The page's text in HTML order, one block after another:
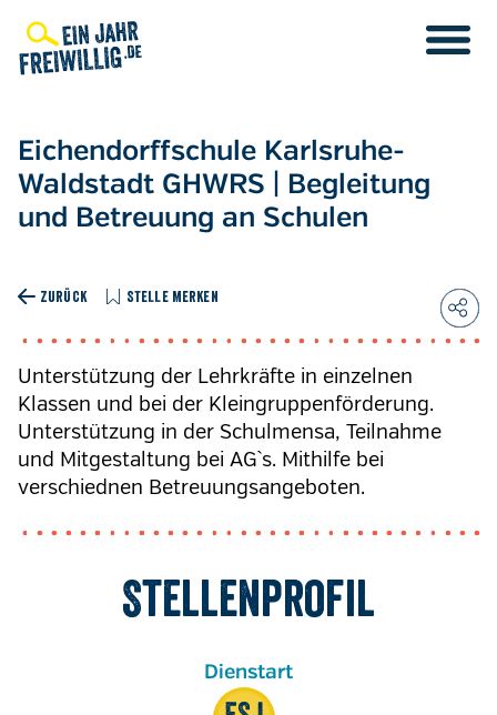
zum
Inhalt
Eichendorffschule Karlsruhe-
Waldstadt GHWRS | Begleitung
und Betreuung an Schulen
ZURÜCK STELLE MERKEN
Unterstützung der Lehrkräfte in einzelnen
Klassen und bei der Kleingruppenförderung.
Unterstützung in der Schulmensa, Teilnahme
und Mitgestaltung bei AG`s. Mithilfe bei
verschiednen Betreuungsangeboten.
Stellenprofil